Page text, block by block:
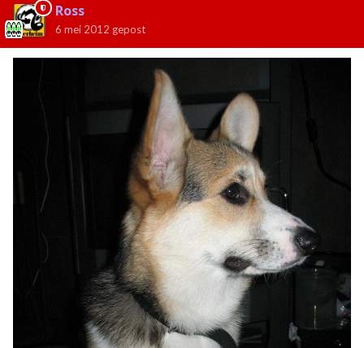
Ross
6 mei 2012 gepost